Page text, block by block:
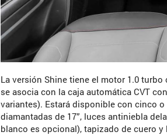
La versión Shine tiene el motor 1.0
se asocia con la caja automática CVT
variantes). Estará disponible con cinco
diamantadas de 17”, luces antiniebla
blanco es opcional), tapizado de cuero